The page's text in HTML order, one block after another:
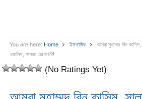
You are here: Home ইসলামিক
আমরা মুহাম্মদ বিন
ওয়ালিদ, হামজা এর জাতী!
(No Ratings Yet)